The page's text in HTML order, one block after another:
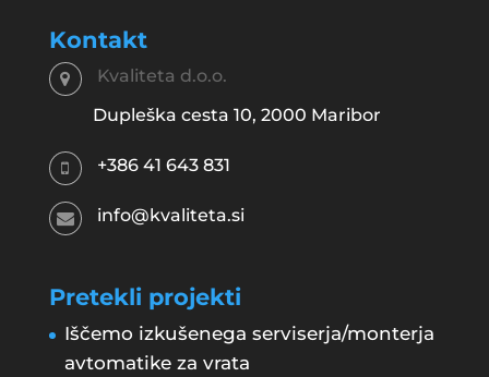
Kontakt
Kvaliteta d.o.o.
Dupleška cesta 10, 2000 Maribor
+386 41 643 831
info@kvaliteta.si
Pretekli projekti
Iščemo izkušenega serviserja/monterja
avtomatike za vrata